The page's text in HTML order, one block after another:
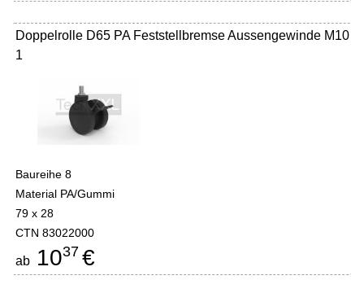
Doppelrolle D65 PA Feststellbremse Aussengewinde M10
1
Baureihe 8
Material PA/Gummi
79 x 28
CTN 83022000
ab 1037 €